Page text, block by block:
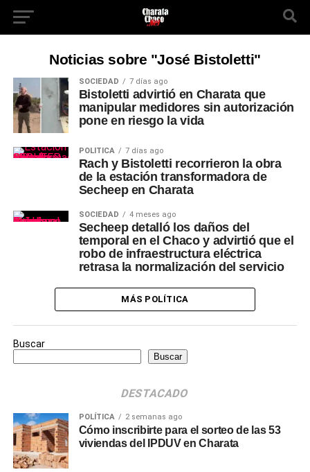
Noticias sobre "José Bistoletti"
SOCIEDAD 7 días ago
Bistoletti advirtió en Charata que
manipular medidores sin autorización
pone en riesgo la vida
POLÍTICA 7 días ago
Rach y Bistoletti recorrieron la obra
de la estación transformadora de
Secheep en Charata
SOCIEDAD 4 meses ago
Secheep detalló los daños del
temporal en el Chaco y advirtió que el
robo de infraestructura eléctrica
retrasa la normalización del servicio
MÁS POLÍTICA
Buscar
Buscar
DESTACADO
POLÍTICA 2 semanas ago
Cómo inscribirte para el sorteo de las 53
viviendas del IPDUV en Charata